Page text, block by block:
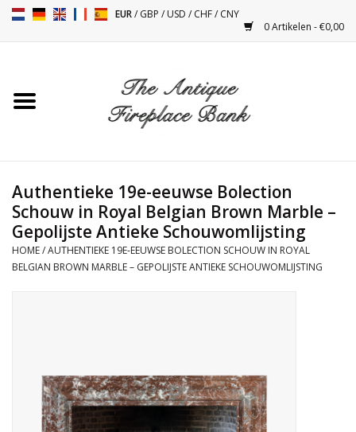
EUR/GBP /USD /CHF/CNY
0 Artikelen - €0,00
Toebehoren
Kacheltjes
Tafels
Decoratieve Outdoor
Objecten
Authentieke 19e-eeuwse Bolection
Schouw in Royal Belgian Brown Marble –
Gepolijste Antieke Schouwomlijsting
HOME/AUTHENTIEKE 19E-EEUWSE BOLECTION SCHOUW IN ROYAL
BELGIAN BROWN MARBLE – GEPOLIJSTE ANTIEKE SCHOUWOMLIJSTING